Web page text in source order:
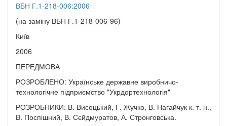
ВБН Г.1-218-006:2006
(на заміну ВБН Г.1-218-006-96)
Київ
2006
ПЕРЕДМОВА
РОЗРОБЛЕНО: Українське державне виробничо-
технологічне підприємство "Укрдортехнологія"
РОЗРОБНИКИ: В. Висоцький, Г. Жучко, В. Нагайчук к. т. н.,
В. Поспішний, В. Сєйдмуратов, А. Стронговська.